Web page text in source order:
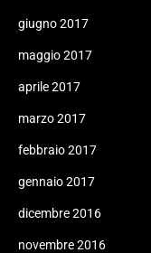
giugno 2017
maggio 2017
aprile 2017
marzo 2017
febbraio 2017
gennaio 2017
dicembre 2016
novembre 2016